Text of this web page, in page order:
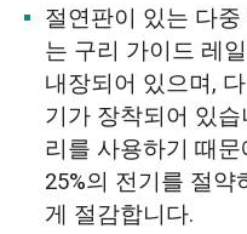
절연판이 있는 다
는 구리 가이드 레
내장되어 있으며,
기가 장착되어 있
리를 사용하기 때
25%의 전기를 절
게 절감합니다.